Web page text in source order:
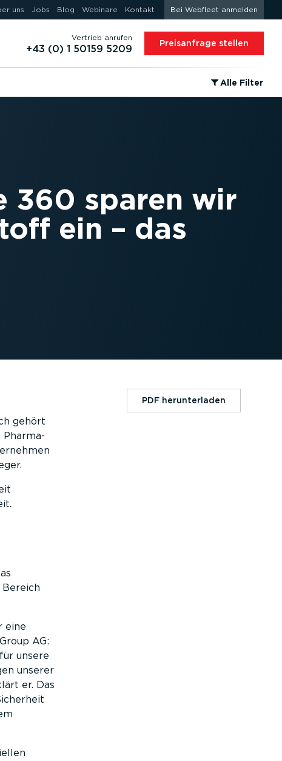
uns Jobs Blog Webinare Kontakt Bei Webfleet anmelden
Vertrieb anrufen
+43 (0) 1 50159 5209 Preis­an­frage stellen
⁠Alle Filter
360 sparen wir
ein – das
gehört
Pharma-
eine
AG:
unsere
unserer
er. Das
PDF herun­ter­laden